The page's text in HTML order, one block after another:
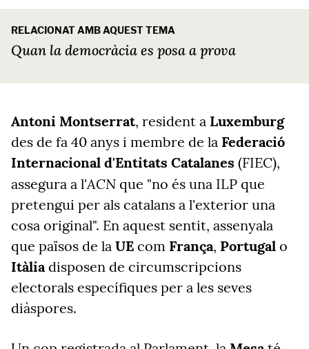
RELACIONAT AMB AQUEST TEMA
Quan la democràcia es posa a prova
Antoni Montserrat, resident a Luxemburg
des de fa 40 anys i membre de la Federació
Internacional d'Entitats Catalanes (FIEC),
assegura a l'ACN que "no és una ILP que
pretengui per als catalans a l'exterior una
cosa original". En aquest sentit, assenyala
que països de la UE com França, Portugal o
Itàliadisposen de circumscripcions
electorals específiques per a les seves
diàspores.